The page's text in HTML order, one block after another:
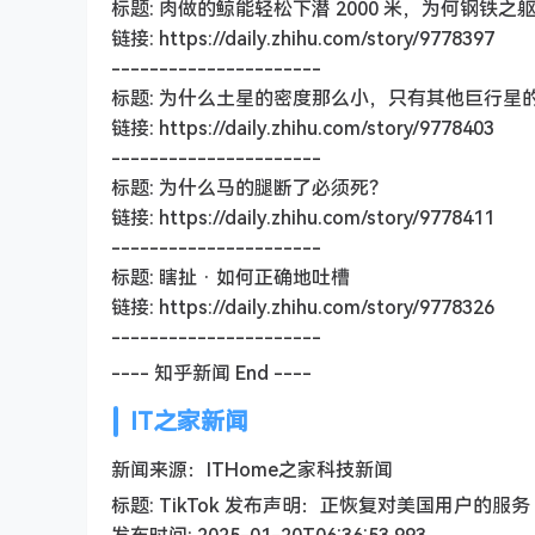
标题: 肉做的鲸能轻松下潜 2000 米，为何钢铁之
链接: https://daily.zhihu.com/story/9778397
----------------------
标题: 为什么土星的密度那么小，只有其他巨行星
链接: https://daily.zhihu.com/story/9778403
----------------------
标题: 为什么马的腿断了必须死？
链接: https://daily.zhihu.com/story/9778411
----------------------
标题: 瞎扯 · 如何正确地吐槽
链接: https://daily.zhihu.com/story/9778326
----------------------
---- 知乎新闻 End ----
IT之家新闻
新闻来源：ITHome之家科技新闻
标题: TikTok 发布声明：正恢复对美国用户的服务